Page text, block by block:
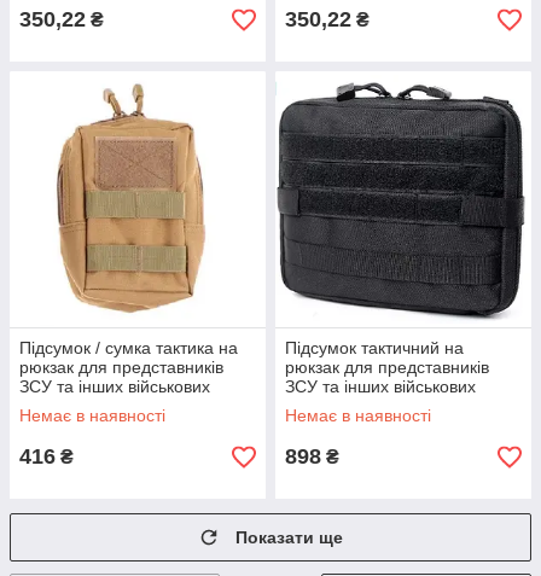
350,22 ₴ 350,22 ₴
Підсумок / сумка тактика на
рюкзак для представників
ЗСУ та інших військових
спеціальностей, ХАКІ
(КОЙОТ)
Немає в наявності
416 ₴
Підсумок тактичний на
рюкзак для представників
ЗСУ та інших військових
спеціальностей, чорний
Немає в наявності
898 ₴
Показати ще